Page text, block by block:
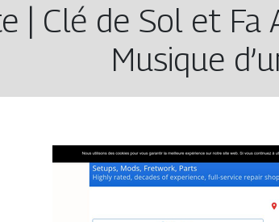
| Clé de Sol et
Musique